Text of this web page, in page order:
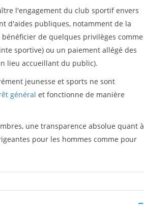
l'engagement du club sportif envers
d'aides publiques, notamment de la
de quelques privilèges comme
sportive) ou un paiement allégé des
lieu accueillant du public).
jeunesse et sports ne sont
général et fonctionne de manière
une transparence absolue quant à
pour les hommes comme pour